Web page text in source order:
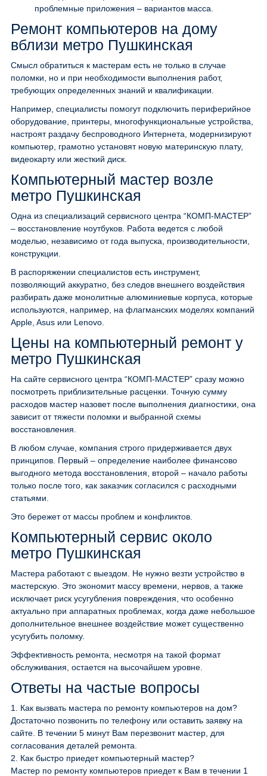
проблемные приложения – вариантов масса.
Ремонт компьютеров на дому
вблизи метро Пушкинская
Смысл обратиться к мастерам есть не только в случае
поломки, но и при необходимости выполнения работ,
требующих определенных знаний и квалификации.
Например, специалисты помогут подключить периферийное
оборудование, принтеры, многофункциональные устройства,
настроят раздачу беспроводного Интернета, модернизируют
компьютер, грамотно установят новую материнскую плату,
видеокарту или жесткий диск.
Компьютерный мастер возле
метро Пушкинская
Одна из специализаций сервисного центра “КОМП-МАСТЕР”
– восстановление ноутбуков. Работа ведется с любой
моделью, независимо от года выпуска, производительности,
конструкции.
В распоряжении специалистов есть инструмент,
позволяющий аккуратно, без следов внешнего воздействия
разбирать даже монолитные алюминиевые корпуса, которые
используются, например, на флагманских моделях компаний
Apple, Asus или Lenovo.
Цены на компьютерный ремонт у
метро Пушкинская
На сайте сервисного центра “КОМП-МАСТЕР” сразу можно
посмотреть приблизительные расценки. Точную сумму
расходов мастер назовет после выполнения диагностики, она
зависит от тяжести поломки и выбранной схемы
восстановления.
В любом случае, компания строго придерживается двух
принципов. Первый – определение наиболее финансово
выгодного метода восстановления, второй – начало работы
только после того, как заказчик согласился с расходными
статьями.
Это бережет от массы проблем и конфликтов.
Компьютерный сервис около
метро Пушкинская
Мастера работают с выездом. Не нужно везти устройство в
мастерскую. Это экономит массу времени, нервов, а также
исключает риск усугубления повреждения, что особенно
актуально при аппаратных проблемах, когда даже небольшое
дополнительное внешнее воздействие может существенно
усугубить поломку.
Эффективность ремонта, несмотря на такой формат
обслуживания, остается на высочайшем уровне.
Ответы на частые вопросы
1.
Как вызвать мастера по ремонту компьютеров на дом?
Достаточно позвонить по телефону или оставить заявку на
сайте. В течении 5 минут Вам перезвонит мастер, для
согласования деталей ремонта.
2.
Как быстро приедет компьютерный мастер?
Мастер по ремонту компьютеров приедет к Вам в течении 1